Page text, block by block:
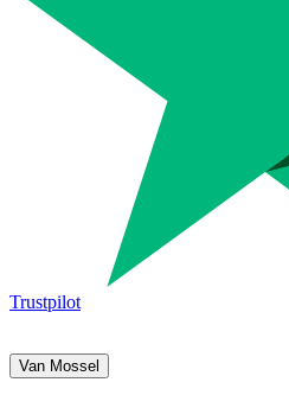
Trustpilot
Van Mossel